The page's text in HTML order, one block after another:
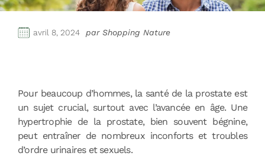
avril 8, 2024 par Shopping Nature
Pour beaucoup d’hommes, la santé de la prostate est
un sujet crucial, surtout avec l’avancée en âge. Une
hypertrophie de la prostate, bien souvent bégnine,
peut entraîner de nombreux inconforts et troubles
d’ordre urinaires et sexuels.